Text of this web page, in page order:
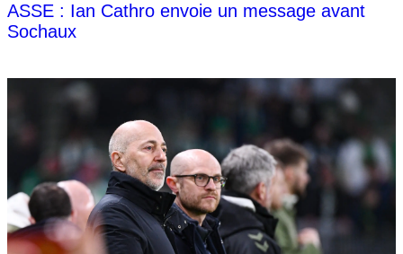
ASSE : Ian Cathro envoie un message avant
Sochaux